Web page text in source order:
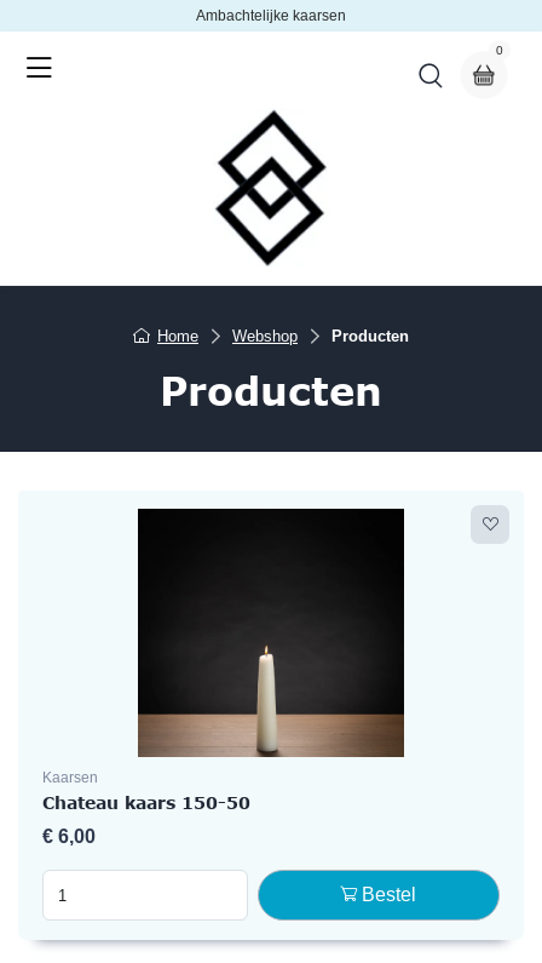
Ambachtelijke kaarsen
0
Home Webshop Producten
Producten
Kaarsen
Chateau kaars 150-50
€ 6,00
Bestel